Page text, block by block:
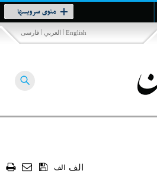
منوی سرویسها
Toggle
navigation
فارسی | العربي | English
الف الف